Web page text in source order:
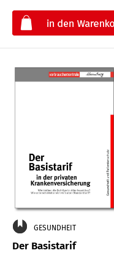
GESUNDHEIT
Der Basistarif